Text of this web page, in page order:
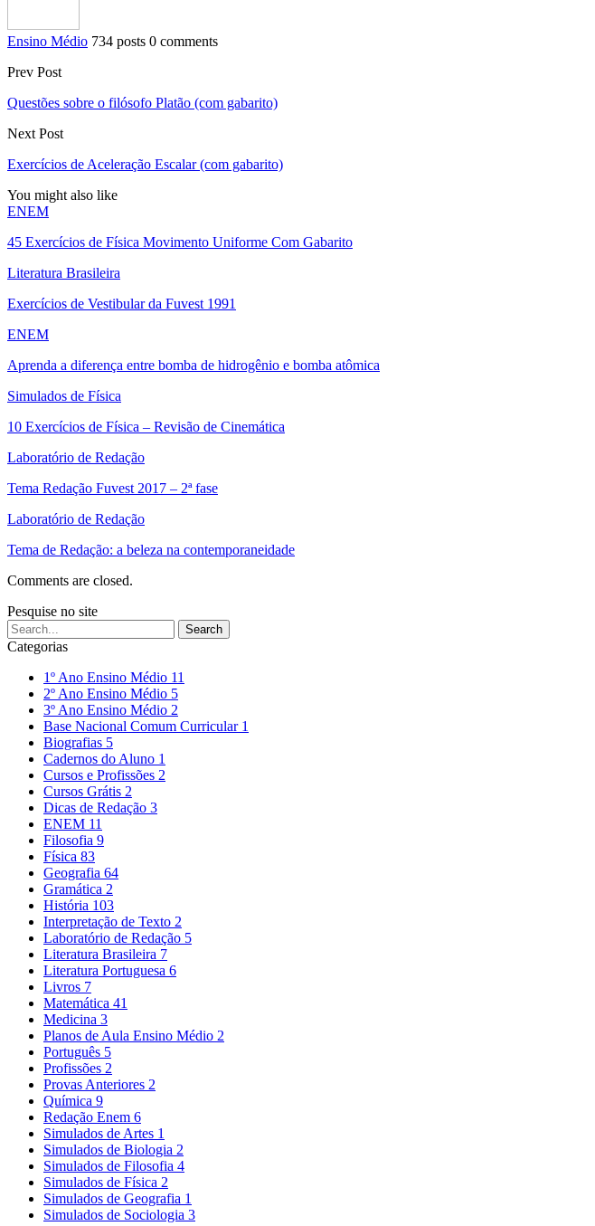
Ensino Médio 734 posts 0 comments
Prev Post
Questões sobre o filósofo Platão (com gabarito)
Next Post
Exercícios de Aceleração Escalar (com gabarito)
You might also like
ENEM
45 Exercícios de Física Movimento Uniforme Com Gabarito
Literatura Brasileira
Exercícios de Vestibular da Fuvest 1991
ENEM
Aprenda a diferença entre bomba de hidrogênio e bomba atômica
Simulados de Física
10 Exercícios de Física – Revisão de Cinemática
Laboratório de Redação
Tema Redação Fuvest 2017 – 2ª fase
Laboratório de Redação
Tema de Redação: a beleza na contemporaneidade
Comments are closed.
Pesquise no site
Categorias
1º Ano Ensino Médio 11
2º Ano Ensino Médio 5
3º Ano Ensino Médio 2
Base Nacional Comum Curricular 1
Biografias 5
Cadernos do Aluno 1
Cursos e Profissões 2
Cursos Grátis 2
Dicas de Redação 3
ENEM 11
Filosofia 9
Física 83
Geografia 64
Gramática 2
História 103
Interpretação de Texto 2
Laboratório de Redação 5
Literatura Brasileira 7
Literatura Portuguesa 6
Livros 7
Matemática 41
Medicina 3
Planos de Aula Ensino Médio 2
Português 5
Profissões 2
Provas Anteriores 2
Química 9
Redação Enem 6
Simulados de Artes 1
Simulados de Biologia 2
Simulados de Filosofia 4
Simulados de Física 2
Simulados de Geografia 1
Simulados de Sociologia 3